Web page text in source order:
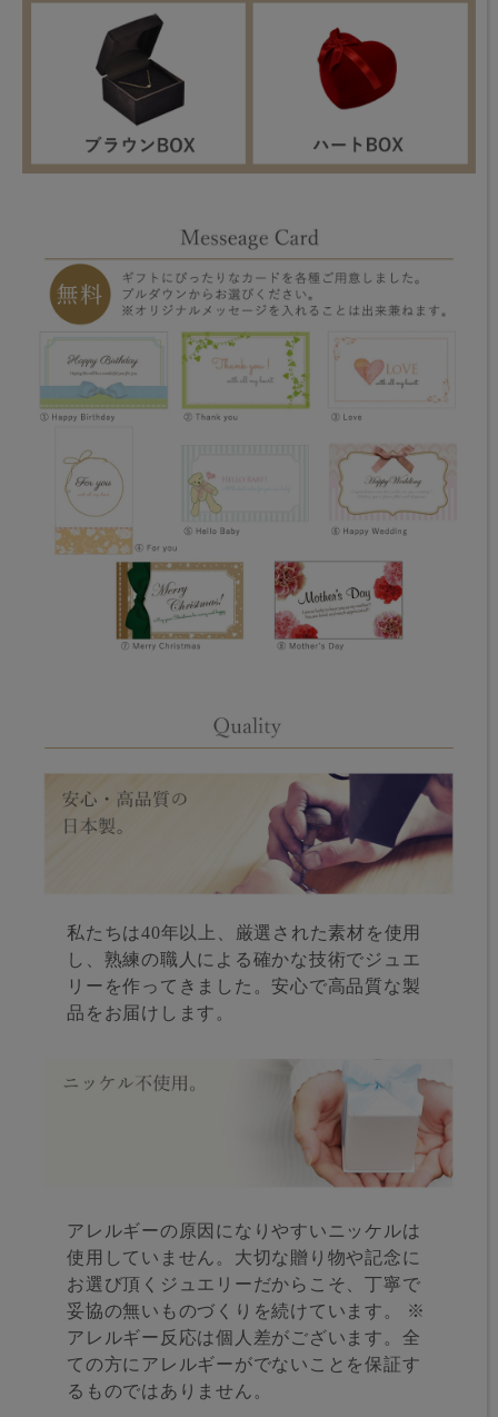
私たちは40年以上、厳選された素材を使用
し、熟練の職人による確かな技術でジュエ
リーを作ってきました。安心で高品質な製
品をお届けします。
アレルギーの原因になりやすいニッケルは
使用していません。大切な贈り物や記念に
お選び頂くジュエリーだからこそ、丁寧で
妥協の無いものづくりを続けています。 ※
アレルギー反応は個人差がございます。全
ての方にアレルギーがでないことを保証す
るものではありません。